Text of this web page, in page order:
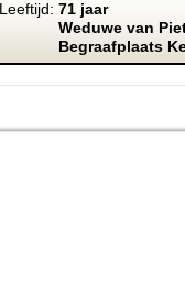
Leeftijd: 71 jaar
Weduwe van
Begraafplaats